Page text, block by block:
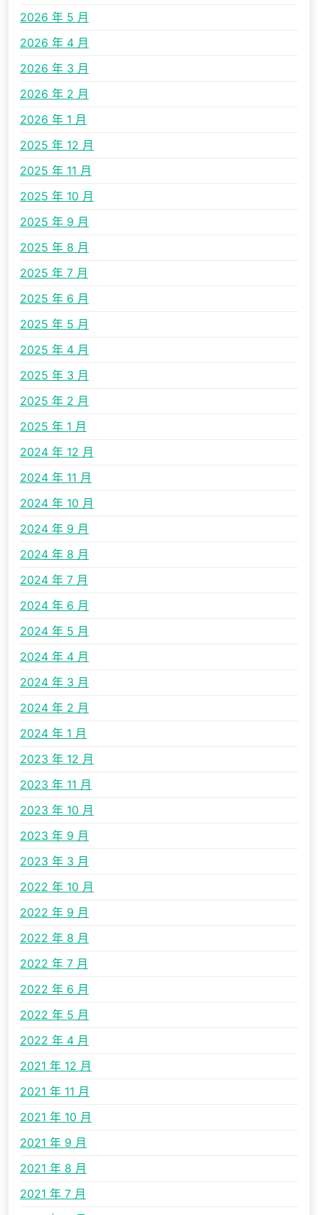
2026 年 5 月
2026 年 4 月
2026 年 3 月
2026 年 2 月
2026 年 1 月
2025 年 12 月
2025 年 11 月
2025 年 10 月
2025 年 9 月
2025 年 8 月
2025 年 7 月
2025 年 6 月
2025 年 5 月
2025 年 4 月
2025 年 3 月
2025 年 2 月
2025 年 1 月
2024 年 12 月
2024 年 11 月
2024 年 10 月
2024 年 9 月
2024 年 8 月
2024 年 7 月
2024 年 6 月
2024 年 5 月
2024 年 4 月
2024 年 3 月
2024 年 2 月
2024 年 1 月
2023 年 12 月
2023 年 11 月
2023 年 10 月
2023 年 9 月
2023 年 3 月
2022 年 10 月
2022 年 9 月
2022 年 8 月
2022 年 7 月
2022 年 6 月
2022 年 5 月
2022 年 4 月
2021 年 12 月
2021 年 11 月
2021 年 10 月
2021 年 9 月
2021 年 8 月
2021 年 7 月